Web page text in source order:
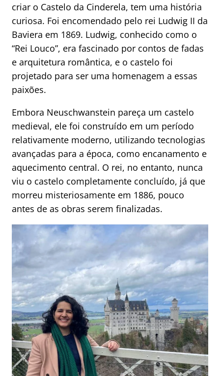
criar o Castelo da Cinderela, tem uma história
curiosa. Foi encomendado pelo rei Ludwig II da
Baviera em 1869. Ludwig, conhecido como o
“Rei Louco”, era fascinado por contos de fadas
e arquitetura romântica, e o castelo foi
projetado para ser uma homenagem a essas
paixões.
Embora Neuschwanstein pareça um castelo
medieval, ele foi construído em um período
relativamente moderno, utilizando tecnologias
avançadas para a época, como encanamento e
aquecimento central. O rei, no entanto, nunca
viu o castelo completamente concluído, já que
morreu misteriosamente em 1886, pouco
antes de as obras serem finalizadas.